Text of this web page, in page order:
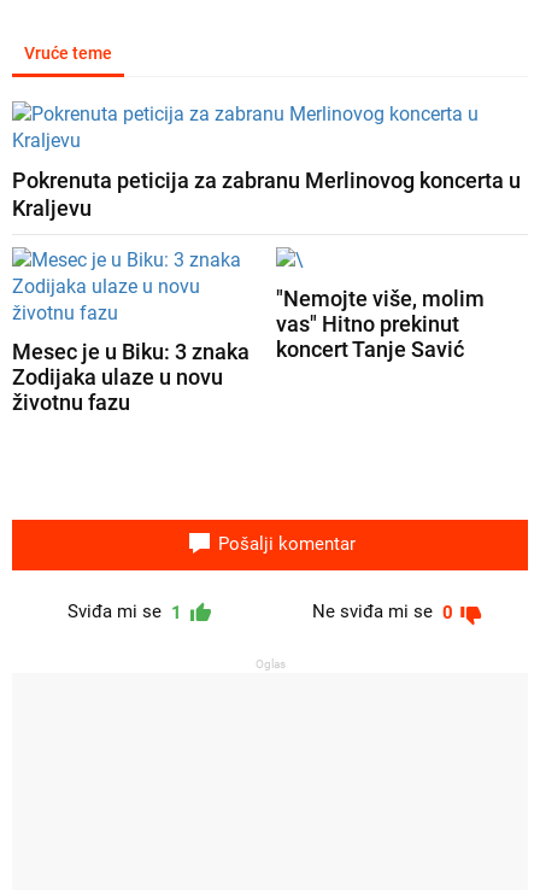
Vruće teme
Pokrenuta peticija za zabranu Merlinovog koncerta u
Kraljevu
Mesec je u Biku: 3 znaka
Zodijaka ulaze u novu
životnu fazu
"Nemojte više, molim
vas" Hitno prekinut
koncert Tanje Savić
Pošalji komentar
Sviđa mi se 1 Ne sviđa mi se 0
Oglas